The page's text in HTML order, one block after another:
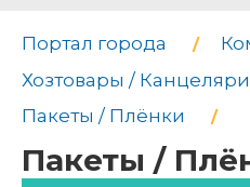
Портал города
Хозтовары /
Пакеты / Плёнки
Пакеты /